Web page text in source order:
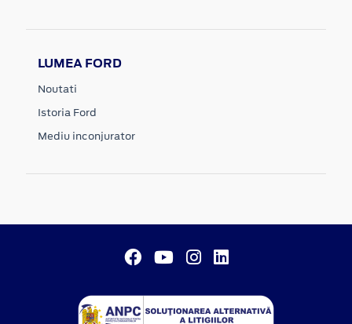
LUMEA FORD
Noutati
Istoria Ford
Mediu inconjurator